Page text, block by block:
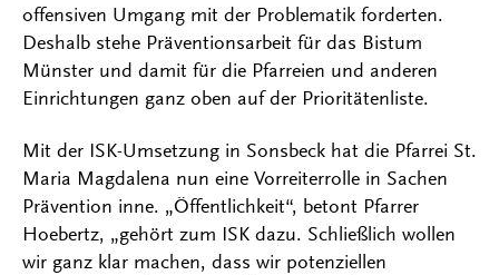
offensiven Umgang mit der Problematik forderten.
Deshalb stehe Präventionsarbeit für das Bistum
Münster und damit für die Pfarreien und anderen
Einrichtungen ganz oben auf der Prioritätenliste.
Mit der ISK-Umsetzung in Sonsbeck hat die Pfarrei St.
Maria Magdalena nun eine Vorreiterrolle in Sachen
Prävention inne. „Öffentlichkeit“, betont Pfarrer
Hoebertz, „gehört zum ISK dazu. Schließlich wollen
wir ganz klar machen, dass wir potenziellen